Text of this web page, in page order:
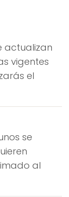
actualizan
vigentes
el
se
al